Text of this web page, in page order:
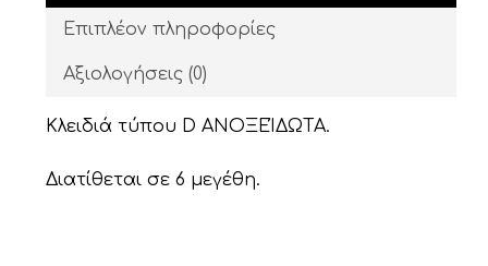
Επιπλέον πληροφορίες
Αξιολογήσεις (0)
Κλειδιά τύπου D ΑΝΟΞΕΊΔΩΤΑ.
Διατίθεται σε 6 μεγέθη.